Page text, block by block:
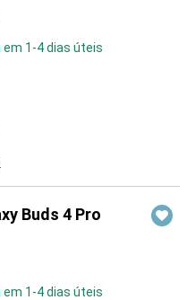
1-4 dias úteis
Buds 4 Pro
1-4 dias úteis